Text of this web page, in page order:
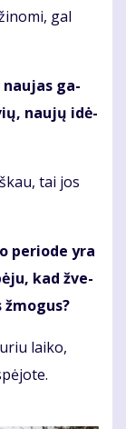
gal
nau­jas ga­
nau­jų idė­
tai jos
pe­ri­ode yra
kad žve­
lai­ko,